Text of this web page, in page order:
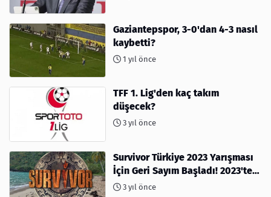
Gaziantepspor, 3-0'dan 4-3 nasıl
kaybetti?
1 yıl önce
TFF 1. Lig'den kaç takım
düşecek?
3 yıl önce
Survivor Türkiye 2023 Yarışması
İçin Geri Sayım Başladı! 2023'te
kimler var?
3 yıl önce